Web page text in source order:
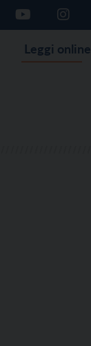
Leggi online